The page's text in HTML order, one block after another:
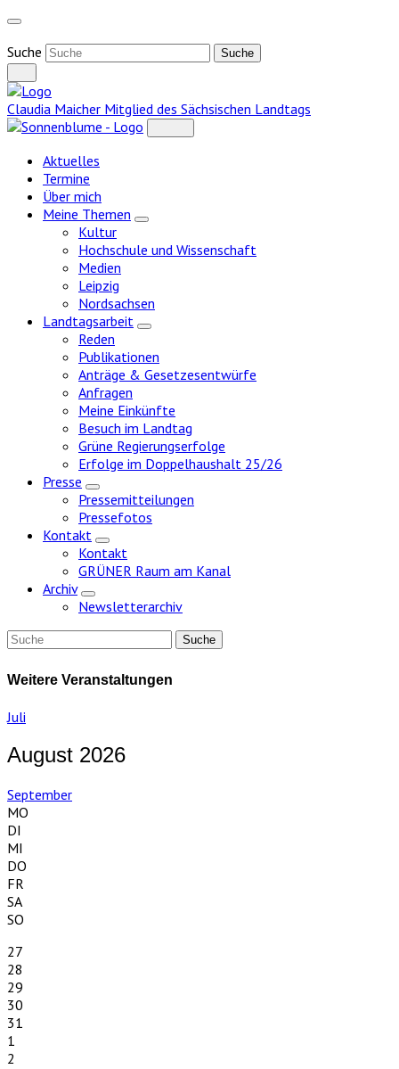
Weiter
Inhalt
Suche
Claudia Maicher Mitglied des Sächsischen Landtags
Aktuelles
Termine
Über mich
Meine Themen
Zeige
Kultur
Hochschule und Wissenschaft
Medien
Leipzig
Nordsachsen
Landtagsarbeit
Zeige
Reden
Publikationen
Anträge & Gesetzesentwürfe
Anfragen
Meine Einkünfte
Besuch im Landtag
Grüne Regierungserfolge
Erfolge im Doppelhaushalt 25/26
Presse
Zeige
Untermenü
Pressemitteilungen
Pressefotos
Kontakt
Zeige
Untermenü
Kontakt
GRÜNER Raum am Kanal
Archiv
Zeige
Untermenü
Newsletterarchiv
Weitere Veranstaltungen
Juli
August 2026
September
MO
DI
MI
DO
FR
SA
SO
27
28
29
30
31
1
2